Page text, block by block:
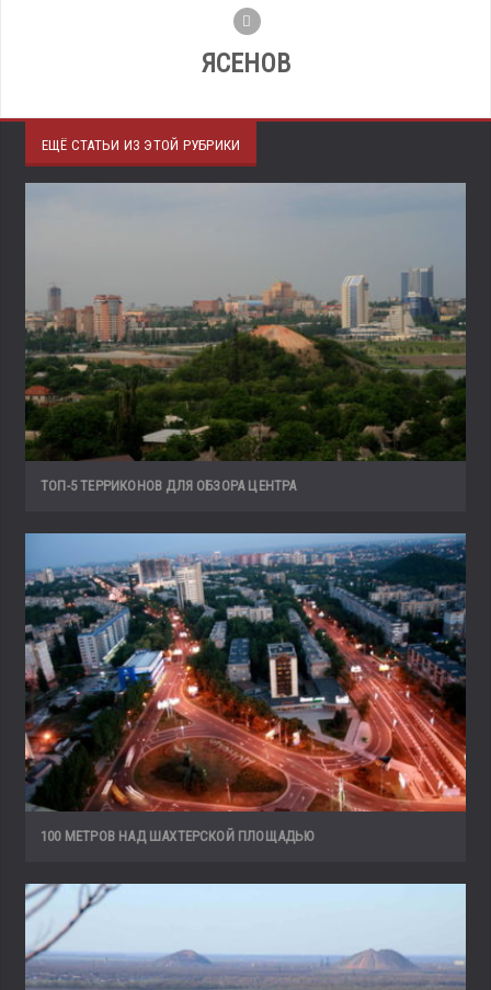
ЯСЕНОВ
ЕЩЁ СТАТЬИ ИЗ ЭТОЙ РУБРИКИ
ТОП-5 ТЕРРИКОНОВ ДЛЯ ОБЗОРА ЦЕНТРА
100 МЕТРОВ НАД ШАХТЕРСКОЙ ПЛОЩАДЬЮ